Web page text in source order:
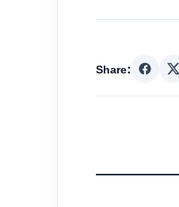
Share: